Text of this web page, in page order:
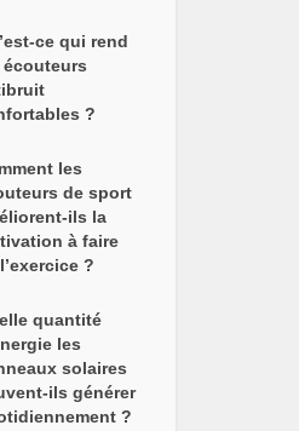
ce qui rend
écouteurs
?
les
de sport
ils la
à faire
?
quantité
les
solaires
ils générer
?